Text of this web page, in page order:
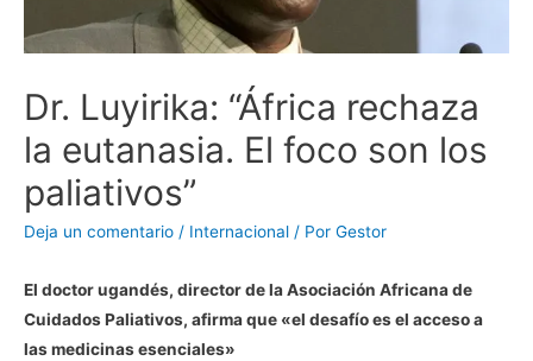
Dr. Luyirika: “África rechaza
la eutanasia. El foco son los
paliativos”
Deja un comentario / Internacional / Por Gestor
El doctor ugandés, director de la Asociación Africana de
Cuidados Paliativos, afirma que «el desafío es el acceso a
las medicinas esenciales»